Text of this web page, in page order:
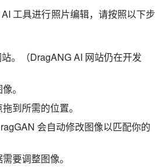
工具进行照片编辑，请按照以下步
。（DragANG AI 网站仍在开发
。
到所需的位置。
会自动修改图像以匹配你的
要调整图像。